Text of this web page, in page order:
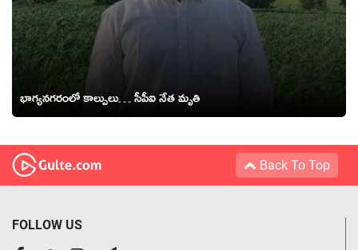
భాగ్య‌న‌గ‌రంలో కాల్పులు… సీపీఐ నేత మృతి
Back To Top
FOLLOW US